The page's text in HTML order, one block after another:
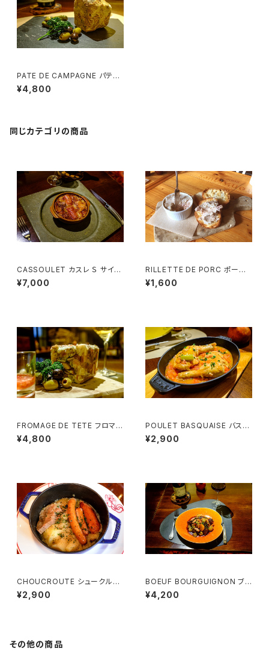
PATE DE CAMPAGNE パテ・
ド・カンパーニュ (3~4様用）
¥4,800
同じカテゴリの商品
CASSOULET カスレ Ｓ サイズ
（１~２名様用）
¥7,000
RILLETTE DE PORC ポーク
リエット (1~2様用）ココット器付
¥1,600
FROMAGE DE TETE フロマー
ジュ・ド・テット（豚肉のゼリー寄
せ） (3~4様用）
¥4,800
POULET BASQUAISE バスク
風チキン （1名様用）
¥2,900
CHOUCROUTE シュークルー
ト （1名様用）
¥2,900
BOEUF BOURGUIGNON ブル
ゴーニュ風牛肉の煮込み （1名
様用）
¥4,200
その他の商品